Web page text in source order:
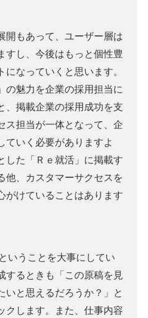
開もあって、ユーザー層は
すし、今後はもっと個性豊
なっていくと思います。
の魅力を企業の採用担当に
、掲載企業の採用成功を支
ス担当が一体となって、企
ていく必要がありますよ
した「Ｒｅ就活」に掲載す
他、カスタマーサクセスを
がけていることはあります
いうことを大事にしてい
するときも「この原稿を見
いと思えるだろうか？」と
クします。また、仕事内容